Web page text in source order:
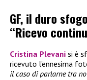
GF, il duro
“Ricevo
Cristina Plevani si è
ricevuto l’ennesima
il caso di parlarne tra